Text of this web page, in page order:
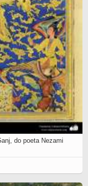
do poeta Nezami